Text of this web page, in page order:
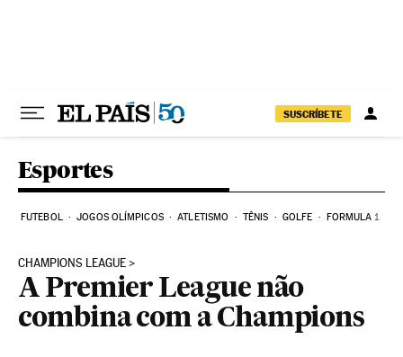
SUSCRÍBETE
Esportes
FUTEBOL JOGOS OLÍMPICOS ATLETISMO TÊNIS GOLFE FORMULA 1
CHAMPIONS LEAGUE
A Premier League não
combina com a Champions